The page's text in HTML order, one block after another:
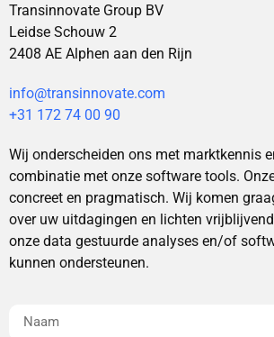
Transinnovate Group BV
Leidse Schouw 2
2408 AE Alphen aan den Rijn
info@transinnovate.com
+31 172 74 00 90
Wij onderscheiden ons met marktkennis
combinatie met onze software tools.
concreet en pragmatisch. Wij komen
over uw uitdagingen en lichten
onze data gestuurde analyses en/of
kunnen ondersteunen.